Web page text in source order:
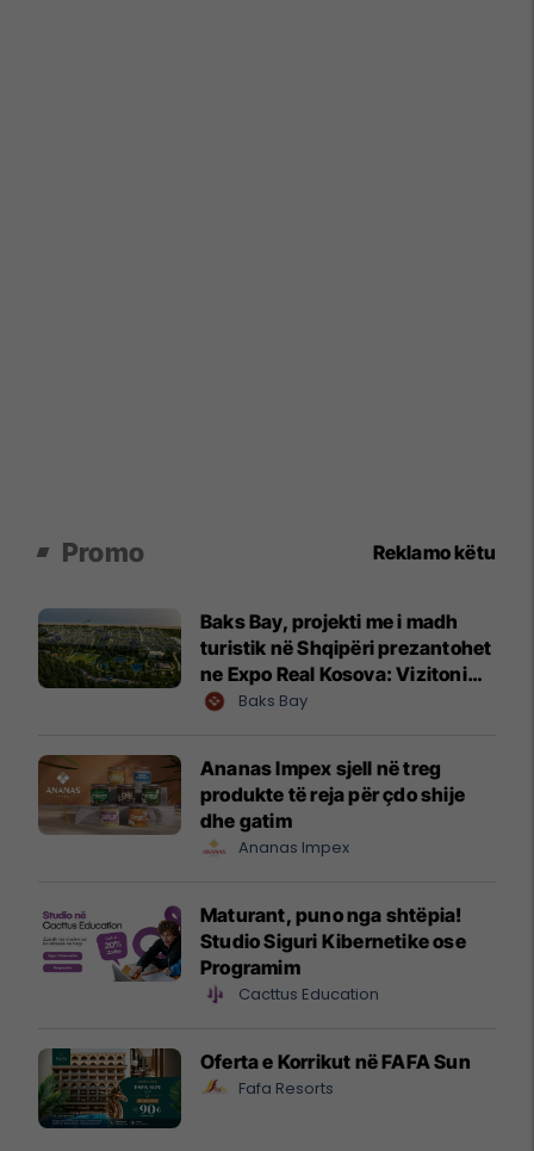
Promo Reklamo këtu
Baks Bay, projekti me i madh
turistik në Shqipëri prezantohet
ne Expo Real Kosova: Vizitoni
shtandin dhe zbuloni
Baks Bay
Ananas Impex sjell në treg
produkte të reja për çdo shije
dhe gatim
Ananas Impex
Maturant, puno nga shtëpia!
Studio Siguri Kibernetike ose
Programim
Cacttus Education
Oferta e Korrikut në FAFA Sun
Fafa Resorts